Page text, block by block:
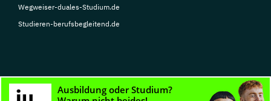
Wegweiser-duales-Studium.de
Studieren-berufsbegleitend.de